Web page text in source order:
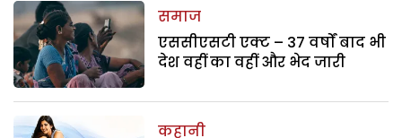
समाज
एससीएसटी एक्ट – 37 वर्षों बाद भी
देश वहीं का वहीं और भेद जारी
कहानी